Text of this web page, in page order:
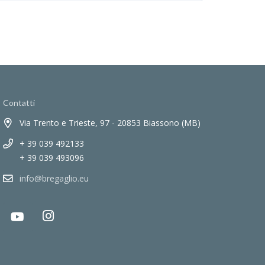
Contatti
Via Trento e Trieste, 97 - 20853 Biassono (MB)
+ 39 039 492133
+ 39 039 493096
info@bregaglio.eu